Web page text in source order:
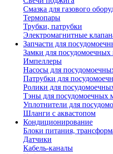
Смазка для газового
Термопары
Трубки, патрубки
Электромагнитные
Запчасти для
Замки для
Импеллеры
Насосы для
Патрубки для
Ролики для
Тэны для посудомоечных
Уплотнители для
Шланги с аквастопом
Кондиционирование
Блоки питания,
Датчики
Кабель-каналы